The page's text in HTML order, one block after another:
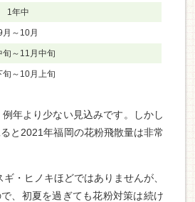
1年中
月～10月
旬～11月中旬
旬～10月上旬
年より少ない見込みです。しかし
と2021年福岡の花粉飛散量は非常
・ヒノキほどではありませんが、
、初夏を過ぎても花粉対策は続け